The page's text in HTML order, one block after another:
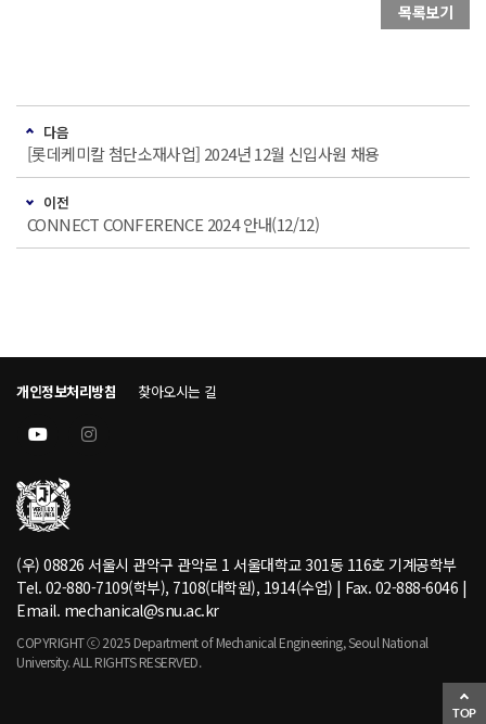
목록보기
다음
[롯데케미칼 첨단소재사업] 2024년 12월 신입사원 채용
이전
CONNECT CONFERENCE 2024 안내(12/12)
TOP
개인정보처리방침 찾아오시는 길
(우) 08826 서울시 관악구 관악로 1 서울대학교 301동 116호 기계공학부
Tel. 02-880-7109(학부), 7108(대학원), 1914(수업) | Fax. 02-888-6046 |
Email. mechanical@snu.ac.kr
COPYRIGHT ⓒ 2025 Department of Mechanical Engineering, Seoul National
University. ALL RIGHTS RESERVED.